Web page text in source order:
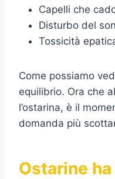
Capelli che
Disturbo del
Tossicità
Come possiamo
equilibrio. Ora che
l’ostarina, è il
domanda più
Ostarine